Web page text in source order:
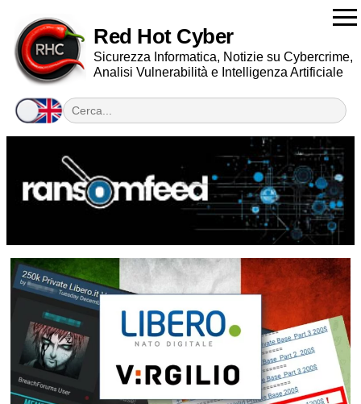
Red Hot Cyber
Sicurezza Informatica, Notizie su Cybercrime,
Analisi Vulnerabilità e Intelligenza Artificiale